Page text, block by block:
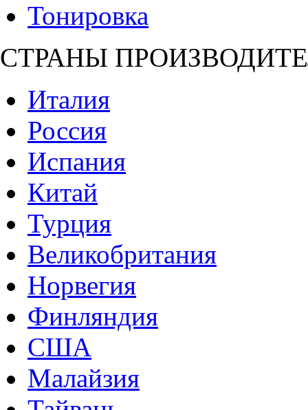
Тонировка
СТРАНЫ
Италия
Россия
Испания
Китай
Турция
Великобритания
Норвегия
Финляндия
США
Малайзия